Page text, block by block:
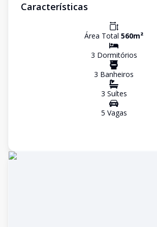
Características
Área Total 560m²
3 Dormitórios
3 Banheiros
3 Suítes
5 Vagas